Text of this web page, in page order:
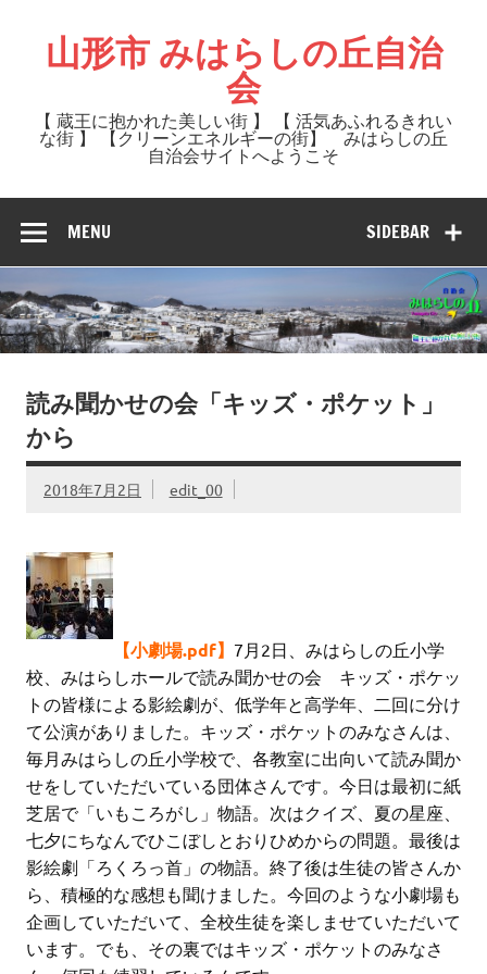
content山形市 みはらしの丘自治
会
【 蔵王に抱かれた美しい街 】 【 活気あふれるきれい
な街 】 【クリーンエネルギーの街】 みはらしの丘
自治会サイトへようこそ
SIDEBAR
MENU
読み聞かせの会「キッズ・ポケット」
から
2018年7月2日 edit_00
【小劇場.pdf】 7月2日、みはらしの丘小学
校、みはらしホールで読み聞かせの会 キッズ・ポケッ
トの皆様による影絵劇が、低学年と高学年、二回に分け
て公演がありました。キッズ・ポケットのみなさんは、
毎月みはらしの丘小学校で、各教室に出向いて読み聞か
せをしていただいている団体さんです。今日は最初に紙
芝居で「いもころがし」物語。次はクイズ、夏の星座、
七夕にちなんでひこぼしとおりひめからの問題。最後は
影絵劇「ろくろっ首」の物語。終了後は生徒の皆さんか
ら、積極的な感想も聞けました。今回のような小劇場も
企画していただいて、全校生徒を楽しませていただいて
います。でも、その裏ではキッズ・ポケットのみなさ